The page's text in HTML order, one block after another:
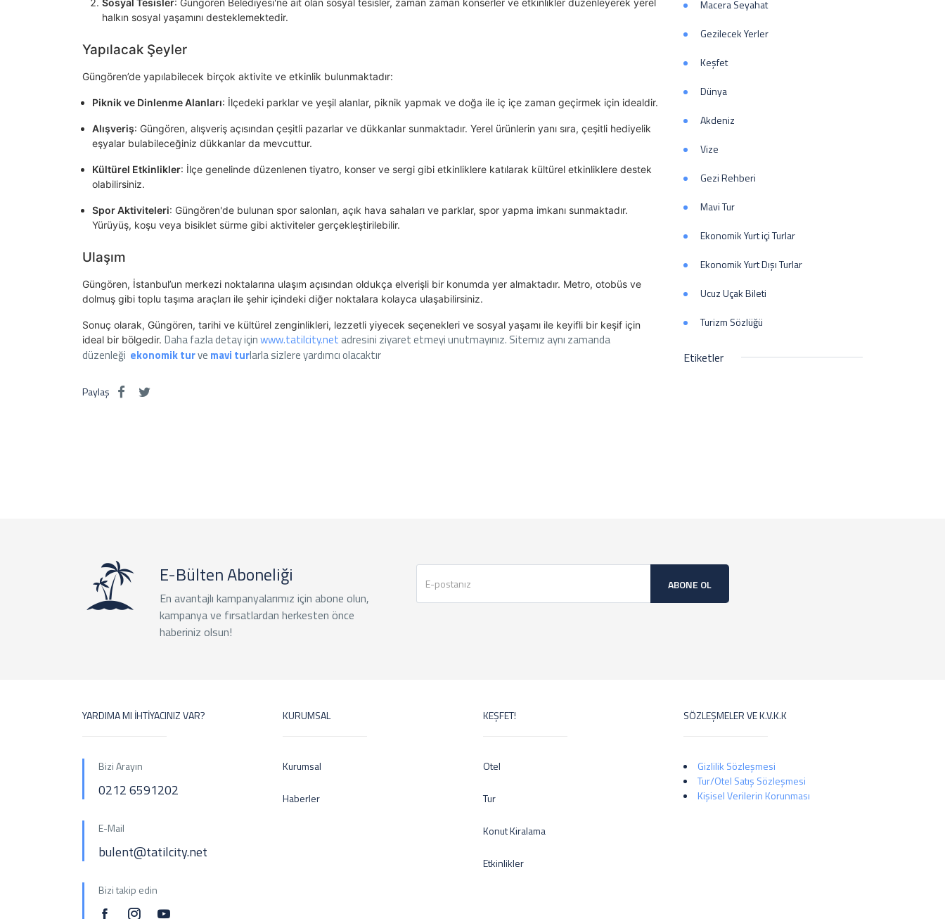
Sosyal Tesisler: Güngören Belediyesi'ne ait olan sosyal tesisler, zaman zaman konserler ve etkinlikler düzenleyerek yerel
halkın sosyal yaşamını desteklemektedir.
Yapılacak Şeyler
Güngören’de yapılabilecek birçok aktivite ve etkinlik bulunmaktadır:
Piknik ve Dinlenme Alanları: İlçedeki parklar ve yeşil alanlar, piknik yapmak ve doğa ile iç içe zaman geçirmek için idealdir.
Alışveriş: Güngören, alışveriş açısından çeşitli pazarlar ve dükkanlar sunmaktadır. Yerel ürünlerin yanı sıra, çeşitli hediyelik
eşyalar bulabileceğiniz dükkanlar da mevcuttur.
Kültürel Etkinlikler: İlçe genelinde düzenlenen tiyatro, konser ve sergi gibi etkinliklere katılarak kültürel etkinliklere destek
olabilirsiniz.
Spor Aktiviteleri: Güngören'de bulunan spor salonları, açık hava sahaları ve parklar, spor yapma imkanı sunmaktadır.
Yürüyüş, koşu veya bisiklet sürme gibi aktiviteler gerçekleştirilebilir.
Ulaşım
Güngören, İstanbul’un merkezi noktalarına ulaşım açısından oldukça elverişli bir konumda yer almaktadır. Metro, otobüs ve
dolmuş gibi toplu taşıma araçları ile şehir içindeki diğer noktalara kolayca ulaşabilirsiniz.
Sonuç olarak, Güngören, tarihi ve kültürel zenginlikleri, lezzetli yiyecek seçenekleri ve sosyal yaşamı ile keyifli bir keşif için
ideal bir bölgedir. Daha fazla detay içinwww.tatilcity.net adresini ziyaret etmeyi unutmayınız. Sitemız aynı zamanda
düzenleği ekonomik turve mavi turlarla sizlere yardımcı olacaktır
Paylaş
Macera Seyahat
Gezilecek Yerler
Keşfet
Dünya
Akdeniz
Vize
Gezi Rehberi
Mavi Tur
Ekonomik Yurt içi Turlar
Ekonomik Yurt Dışı Turlar
Ucuz Uçak Bileti
Turizm Sözlüğü
Etiketler
E-Bülten Aboneliği
En avantajlı kampanyalarımız için abone olun,
kampanya ve fırsatlardan herkesten önce
haberiniz olsun!
ABONE OL
YARDIMA MI İHTİYACINIZ VAR?
Bizi Arayın
0212 6591202
E-Mail
bulent@tatilcity.net
Bizi takip edin
KURUMSAL
Kurumsal
Haberler
KEŞFET!
Otel
Tur
Konut Kiralama
Etkinlikler
SÖZLEŞMELER VE K.V.K.K
Gizlilik Sözleşmesi
Tur/Otel Satış Sözleşmesi
Kişisel Verilerin Korunması